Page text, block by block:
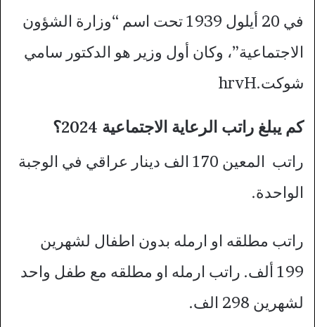
في 20 أيلول 1939 تحت اسم “وزارة الشؤون
الاجتماعية”، وكان أول وزير هو الدكتور سامي
شوكت.hrvH
كم يبلغ راتب الرعاية الاجتماعية 2024؟
راتب المعين 170 الف دينار عراقي في الوجبة
الواحدة.
راتب مطلقه او ارمله بدون اطفال لشهرين
199 ألف. راتب ارمله او مطلقه مع طفل واحد
لشهرين 298 الف.